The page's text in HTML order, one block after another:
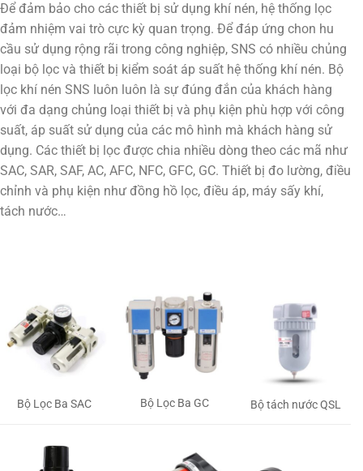
Để đảm bảo cho các thiết bị sử dụng khí nén, hệ thống lọc
đảm nhiệm vai trò cực kỳ quan trọng. Để đáp ứng chon hu
cầu sử dụng rộng rãi trong công nghiệp, SNS có nhiều chủng
loại bộ lọc và thiết bị kiểm soát áp suất hệ thống khí nén. Bộ
lọc khí nén SNS luôn luôn là sự đúng đắn của khách hàng
với đa dạng chủng loại thiết bị và phụ kiện phù hợp với công
suất, áp suất sử dụng của các mô hình mà khách hàng sử
dụng. Các thiết bị lọc được chia nhiều dòng theo các mã như
SAC, SAR, SAF, AC, AFC, NFC, GFC, GC. Thiết bị đo lường, điều
chỉnh và phụ kiện như đồng hồ lọc, điều áp, máy sấy khí,
tách nước…
Bộ Lọc Ba SAC Bộ Lọc Ba GC Bộ tách nước QSL